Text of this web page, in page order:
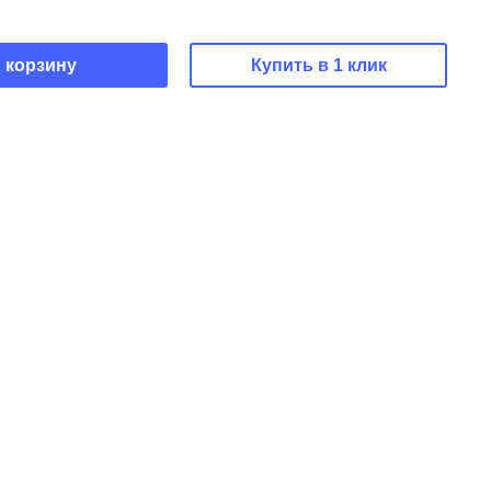
корзину Купить в 1 клик